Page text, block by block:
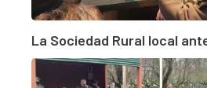
La Sociedad Rural local